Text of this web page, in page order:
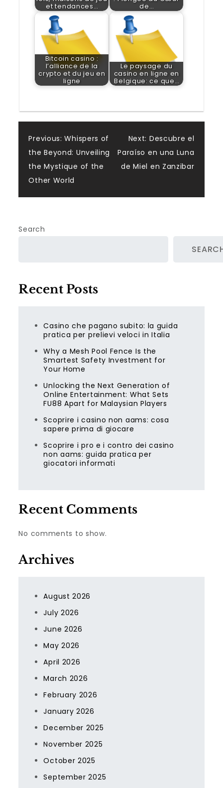
et tendances…
de…
Bitcoin casino :
l’alliance de la
crypto et du jeu en
ligne
Le paysage du
casino en ligne en
Belgique: ce que…
Post
navigation
Previous: Whispers of
the Beyond: Unveiling
the Mystique of the
Other World
Next: Descubre el
Paraíso en una Luna
de Miel en Zanzibar
Search
Recent Posts
Casino che pagano subito: la guida
pratica per prelievi veloci in Italia
Why a Mesh Pool Fence Is the
Smartest Safety Investment for
Your Home
Unlocking the Next Generation of
Online Entertainment: What Sets
FU88 Apart for Malaysian Players
Scoprire i casino non aams: cosa
sapere prima di giocare
Scoprire i pro e i contro dei casino
non aams: guida pratica per
giocatori informati
Recent Comments
No comments to show.
Archives
August 2026
July 2026
June 2026
May 2026
April 2026
March 2026
February 2026
January 2026
December 2025
November 2025
October 2025
September 2025